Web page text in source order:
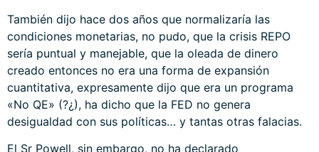
También dijo hace dos años que normalizaría las
condiciones monetarias, no pudo, que la crisis REPO
sería puntual y manejable, que la oleada de dinero
creado entonces no era una forma de expansión
cuantitativa, expresamente dijo que era un programa
«No QE» (?¿), ha dicho que la FED no genera
desigualdad con sus políticas… y tantas otras falacias.
El Sr Powell, sin embargo, no ha declarado